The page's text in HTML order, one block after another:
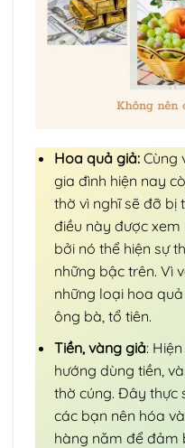
Hoa quả giả: Cùng
gia đình hiện nay
thờ vì nghĩ sẽ đỡ bị
điều này được
bởi nó thể hiện sự
những bậc trên. Vì
những loại hoa
ông bà, tổ tiên.
Tiền, vàng giả:
hướng dùng tiền,
thờ cúng. Đây thực
các bạn nên hóa
hàng năm để đảm